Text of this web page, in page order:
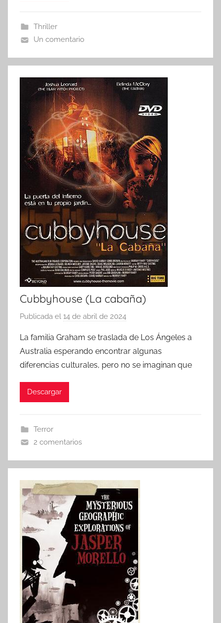
Thriller
Un comentario
Cubbyhouse (La cabaña)
Publicada el 14 de abril de 2024
r
La familia Graham se traslada de Los Ángeles a
Australia esperando encontrar algunas
diferencias culturales, pero no se imaginan que
Descargar
Terror
2 comentarios